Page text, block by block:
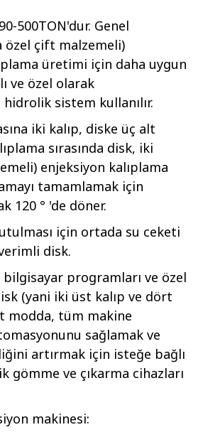
500TON'dur. Genel
özel çift malzemeli)
üretimi için daha uygun
ve özel olarak
hidrolik sistem kullanılır.
iki kalıp, diske üç alt
sırasında disk, iki
enjeksiyon kalıplama
tamamlamak için
120 ° 'de döner.
için ortada su ceketi
disk.
programları ve özel
(yani iki üst kalıp ve dört
modda, tüm makine
sağlamak ve
artırmak için isteğe bağlı
gömme ve çıkarma cihazları
makinesi: